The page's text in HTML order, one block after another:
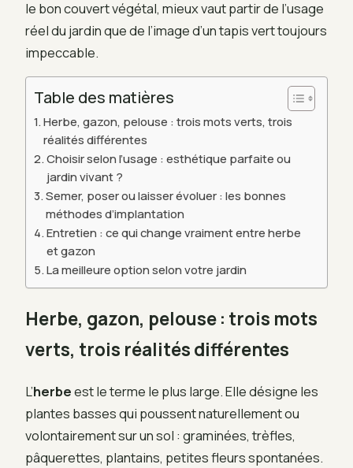
le bon couvert végétal, mieux vaut partir de l’usage
réel du jardin que de l’image d’un tapis vert toujours
impeccable.
Table des matières
Herbe, gazon, pelouse : trois mots verts, trois
réalités différentes
Choisir selon l’usage : esthétique parfaite ou
jardin vivant ?
Semer, poser ou laisser évoluer : les bonnes
méthodes d’implantation
Entretien : ce qui change vraiment entre herbe
et gazon
La meilleure option selon votre jardin
Herbe, gazon, pelouse : trois mots
verts, trois réalités différentes
L’herbeest le terme le plus large. Elle désigne les
plantes basses qui poussent naturellement ou
volontairement sur un sol : graminées, trèfles,
pâquerettes, plantains, petites fleurs spontanées.